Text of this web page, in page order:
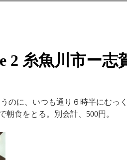
2 糸魚川市ー志
のに、いつも通り６時半にむ
食をとる。別会計、500円。